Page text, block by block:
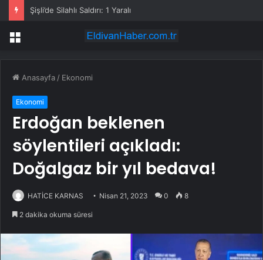
Şişli’de Silahlı Saldırı: 1 Yaralı
Menü
Anasayfa / Ekonomi
Ekonomi
Erdoğan beklenen
söylentileri açıkladı:
Doğalgaz bir yıl bedava!
HATİCE KARNAS Nisan 21, 2023 0 8
2 dakika okuma süresi